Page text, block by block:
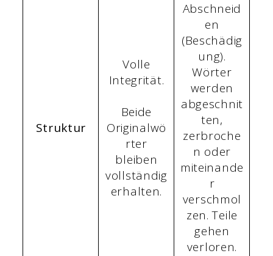
Struktur
Volle
Integrität.
Beide
Originalwö
rter
bleiben
vollständig
erhalten.
Abschneid
en
(Beschädig
ung).
Wörter
werden
abgeschnit
ten,
zerbroche
n oder
miteinande
r
verschmol
zen. Teile
gehen
verloren.